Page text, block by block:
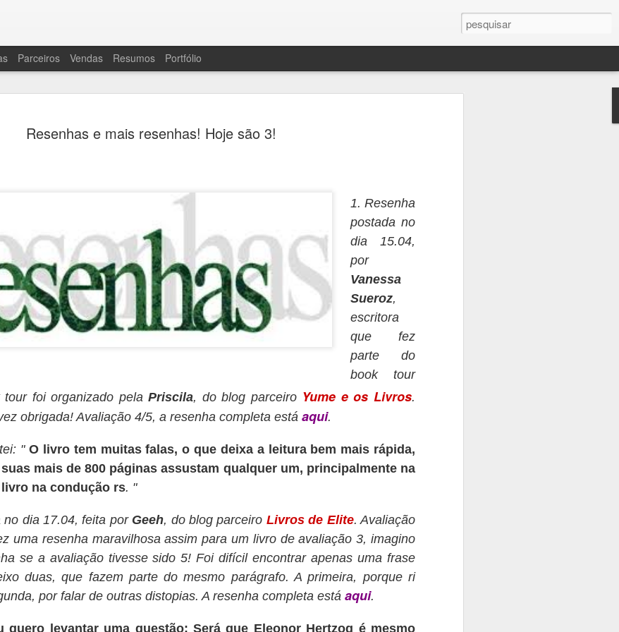
Resenhas e mais resenhas! Hoje são 3!
1. Resenha
postada no
dia 15.04,
por
Vanessa
Sueroz,
escritora
que fez
parte do
book tour
tour foi organizado pelaPriscila, do blog parceiro Yume e os Livros.
obrigada! Avaliação 4/5, a resenha completa está aqui.
"O livro tem muitas falas, o que deixa a leitura bem mais rápida,
mais de 800 páginas assustam qualquer um, principalmente na
na condução rs. "
dia 17.04, feita por Geeh, do blog parceiro Livros de Elite. Avaliação
uma resenha maravilhosa assim para um livro de avaliação 3, imagino
se a avaliação tivesse sido 5! Foi difícil encontrar apenas uma frase
duas, que fazem parte do mesmo parágrafo. A primeira, porque ri
por falar de outras distopias. A resenha completa está aqui.
quero levantar uma questão: Será que Eleonor Hertzog é mesmo
Parceiros Vendas Resumos Portfólio
20
A "ressaca pós-livro" foi grande dessa vez, provavelmente
para vocês por um bocaaado de trabalho dessa escritora que vos
fala, assim como muita atenção da revisora. Erros de continuidade
são uma coisa horrível por um lado e, considerando a quantidade
de enredo e personagens que há na série, por outro lado são muito
difíceis de evitar.
À ressaca, juntaram-se algumas intercorrências de saúde,
começando por outro gripão miserável e, umas semanas depois,
uma praga de crise de ciático que continua incomodando um
pouco, ainda. Sem cérebro (gripe) ou com dor (ciático) não dá pra
escrever nada decente.